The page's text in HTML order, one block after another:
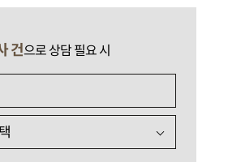
건으로 상담 필요 시